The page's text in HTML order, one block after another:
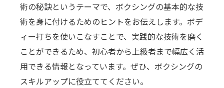
術の秘訣というテーマで、ボクシングの基本的な技
術を身に付けるためのヒントをお伝えします。ボデ
ィー打ちを使いこなすことで、実践的な技術を磨く
ことができるため、初心者から上級者まで幅広く活
用できる情報となっています。ぜひ、ボクシングの
スキルアップに役立ててください。